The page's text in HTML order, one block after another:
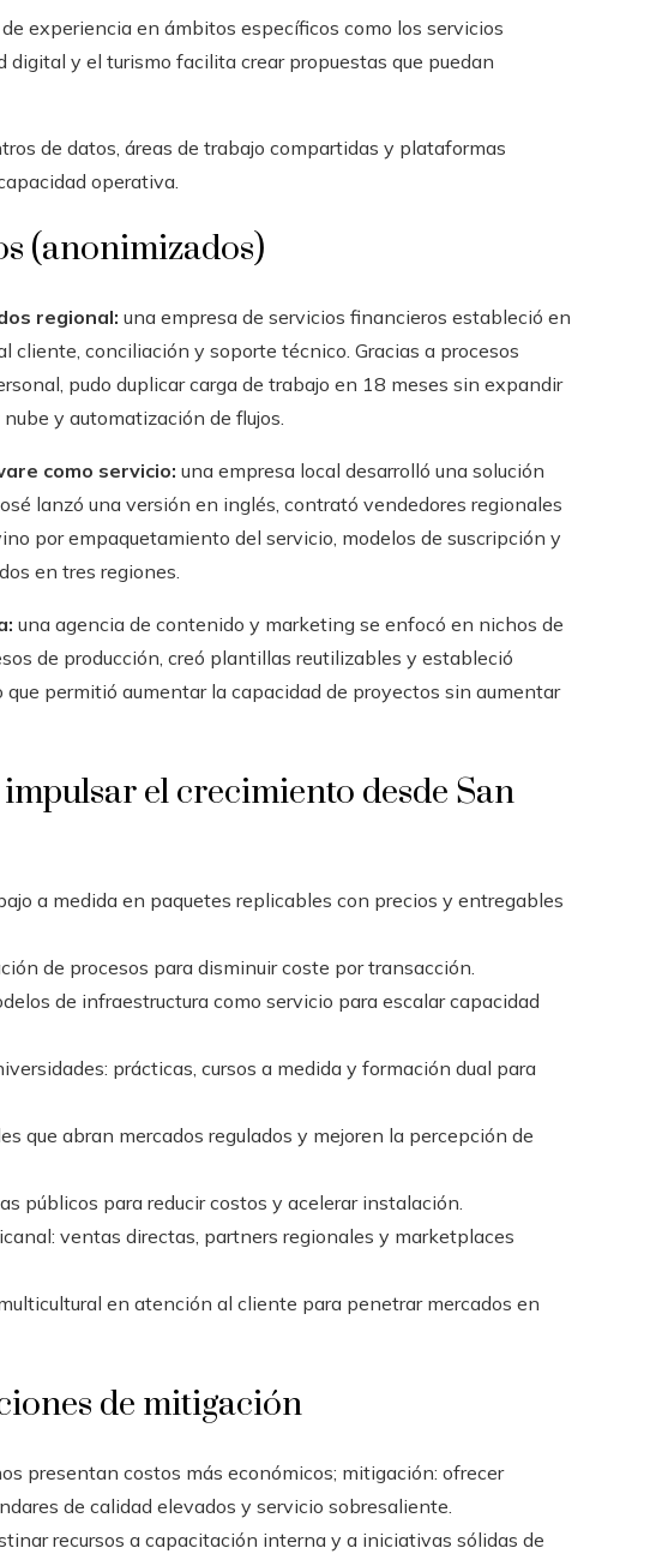
experiencia en ámbitos específicos como los servicios
y el turismo facilita crear propuestas que puedan
de datos, áreas de trabajo compartidas y plataformas
operativa.
(anonimizados)
regional: una empresa de servicios financieros estableció en
cliente, conciliación y soporte técnico. Gracias a procesos
pudo duplicar carga de trabajo en 18 meses sin expandir
y automatización de flujos.
como servicio: una empresa local desarrolló una solución
lanzó una versión en inglés, contrató vendedores regionales
por empaquetamiento del servicio, modelos de suscripción y
en tres regiones.
una agencia de contenido y marketing se enfocó en nichos de
de producción, creó plantillas reutilizables y estableció
permitió aumentar la capacidad de proyectos sin aumentar
el crecimiento desde San
a medida en paquetes replicables con precios y entregables
de procesos para disminuir coste por transacción.
de infraestructura como servicio para escalar capacidad
prácticas, cursos a medida y formación dual para
que abran mercados regulados y mejoren la percepción de
públicos para reducir costos y acelerar instalación.
ventas directas, partners regionales y marketplaces
en atención al cliente para penetrar mercados en
de mitigación
presentan costos más económicos; mitigación: ofrecer
de calidad elevados y servicio sobresaliente.
recursos a capacitación interna y a iniciativas sólidas de